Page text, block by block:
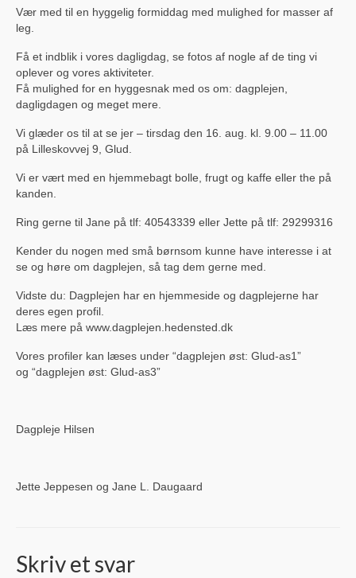
Skjolds Venner
Glud Skjold Pensionistforening
Glud Kirke
Lokalarkivet
Glud Aftenskole
Glud Petanqueklub
Glud Krolf
Glud Skytteforening
Glud-Skjold Jagtforening
Glud Vandværk
Om Glud
Vær med til en hyggelig formiddag med mulighed for masser af
leg.
Få et indblik i vores dagligdag, se fotos af nogle af de ting vi
oplever og vores aktiviteter.
Få mulighed for en hyggesnak med os om: dagplejen,
dagligdagen og meget mere.
Vi glæder os til at se jer – tirsdag den 16. aug. kl. 9.00 – 11.00
på Lilleskovvej 9, Glud.
Vi er vært med en hjemmebagt bolle, frugt og kaffe eller the på
kanden.
Ring gerne til Jane på tlf: 40543339 eller Jette på tlf: 29299316
Kender du nogen med små børnsom kunne have interesse i at
se og høre om dagplejen, så tag dem gerne med.
Vidste du: Dagplejen har en hjemmeside og dagplejerne har
deres egen profil.
Læs mere på www.dagplejen.hedensted.dk
Vores profiler kan læses under “dagplejen øst: Glud-as1”
og “dagplejen øst: Glud-as3”
Dagpleje Hilsen
Jette Jeppesen og Jane L. Daugaard
Skriv et svar